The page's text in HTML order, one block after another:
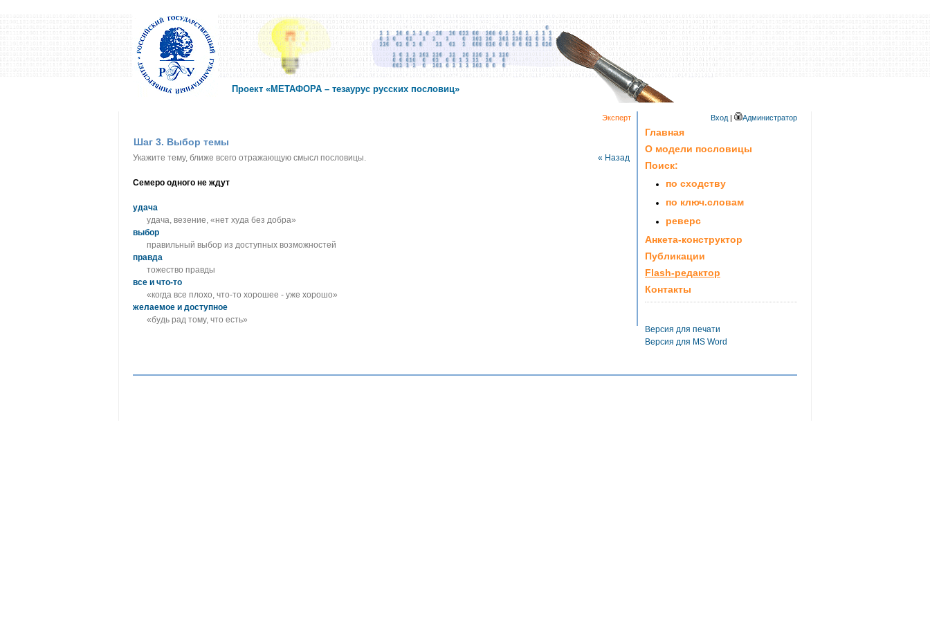
Проект «МЕТАФОРА – тезаурус русских пословиц»
Вход | Администратор
Эксперт
Шаг 3. Выбор темы
« Назад
Укажите тему, ближе всего отражающую смысл пословицы.
Семеро одного не ждут
удача
удача, везение, «нет худа без добра»
выбор
правильный выбор из доступных возможностей
правда
тожество правды
все и что-то
«когда все плохо, что-то хорошее - уже хорошо»
желаемое и доступное
«будь рад тому, что есть»
Главная
О модели пословицы
Поиск:
по сходству
по ключ.словам
реверс
Анкета-конструктор
Публикации
Flash-редактор
Контакты
Версия для печати
Версия для MS Word